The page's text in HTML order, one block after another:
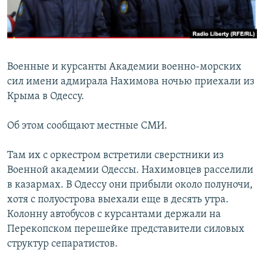
ПОБЕДИТЕЛЕЙ НЕ СУДЯТ?
КРЫМ.НЕПОКОРЕННЫЙ
УКРАИНСКАЯ ПРОБЛЕМА КРЫМА
ПРИСОЕДИНЯЙТЕСЬ!
Все сайты RFE/RL
Военные и курсанты Академии военно-морских
сил имени адмирала Нахимова ночью приехали из
Крыма в Одессу.
Об этом сообщают местные СМИ.
Там их с оркестром встретили сверстники из
Военной академии Одессы. Нахимовцев расселили
в казармах. В Одессу они прибыли около полуночи,
хотя с полуострова выехали еще в десять утра.
Колонну автобусов с курсантами держали на
Перекопском перешейке представители силовых
структур сепаратистов.